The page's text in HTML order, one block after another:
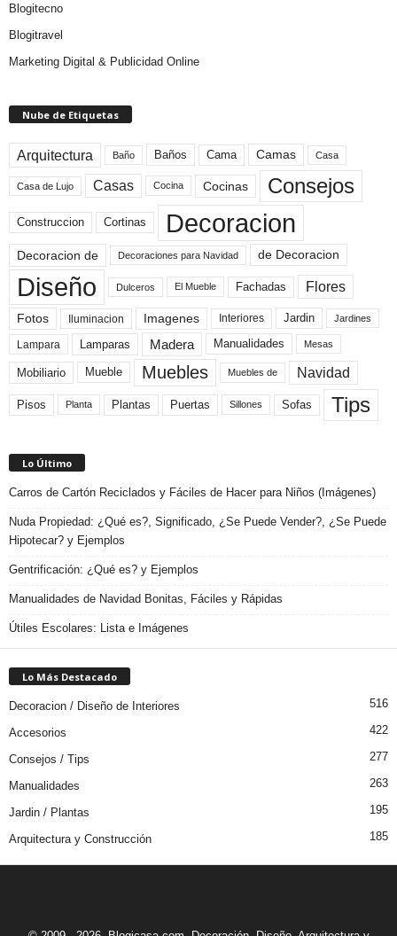
Blogitecno
Blogitravel
Marketing Digital & Publicidad Online
Nube de Etiquetas
Arquitectura Baño Baños Cama Camas Casa
Casa de Lujo Casas Cocina Cocinas Consejos
Construccion Cortinas Decoracion
Decoracion de Decoraciones para Navidad de Decoracion
Diseño Dulceros El Mueble Fachadas Flores
Fotos Iluminacion Imagenes Interiores Jardin Jardines
Lampara Lamparas Madera Manualidades Mesas
Mobiliario Mueble Muebles Muebles de Navidad
Pisos Planta Plantas Puertas Sillones Sofas Tips
Lo Último
Carros de Cartón Reciclados y Fáciles de Hacer para Niños (Imágenes)
Nuda Propiedad: ¿Qué es?, Significado, ¿Se Puede Vender?, ¿Se Puede
Hipotecar? y Ejemplos
Gentrificación: ¿Qué es? y Ejemplos
Manualidades de Navidad Bonitas, Fáciles y Rápidas
Útiles Escolares: Lista e Imágenes
Lo Más Destacado
Decoracion / Diseño de Interiores 516
Accesorios 422
Consejos / Tips 277
Manualidades 263
Jardin / Plantas 195
Arquitectura y Construcción 185